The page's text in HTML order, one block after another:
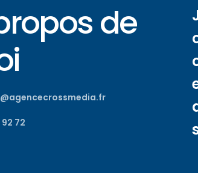
de
72